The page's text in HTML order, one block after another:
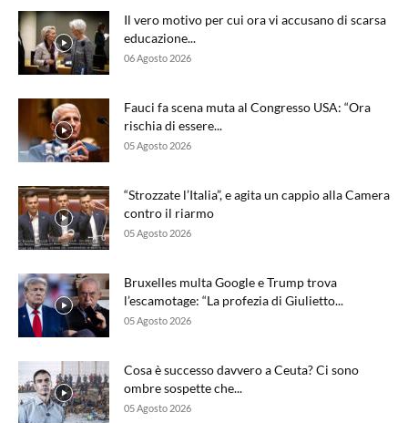
Il vero motivo per cui ora vi accusano di scarsa
educazione...
06 Agosto 2026
Fauci fa scena muta al Congresso USA: “Ora
rischia di essere...
05 Agosto 2026
“Strozzate l’Italia”, e agita un cappio alla Camera
contro il riarmo
05 Agosto 2026
Bruxelles multa Google e Trump trova
l’escamotage: “La profezia di Giulietto...
05 Agosto 2026
Cosa è successo davvero a Ceuta? Ci sono
ombre sospette che...
05 Agosto 2026